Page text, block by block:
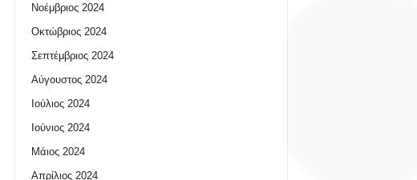
Νοέμβριος 2024
Οκτώβριος 2024
Σεπτέμβριος 2024
Αύγουστος 2024
Ιούλιος 2024
Ιούνιος 2024
Μάιος 2024
Απρίλιος 2024